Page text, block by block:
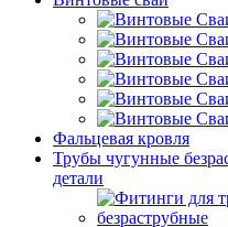
Фальцевая кровля
Трубы чугунные
детали